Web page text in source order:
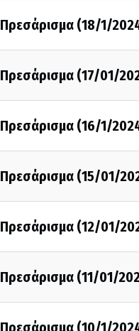
Πρεσάρισμα (18/1/
Πρεσάρισμα (17/01/
Πρεσάρισμα (16/1/
Πρεσάρισμα (15/01/
Πρεσάρισμα (12/01/
Πρεσάρισμα (11/01/
Πρεσάρισμα (10/1/